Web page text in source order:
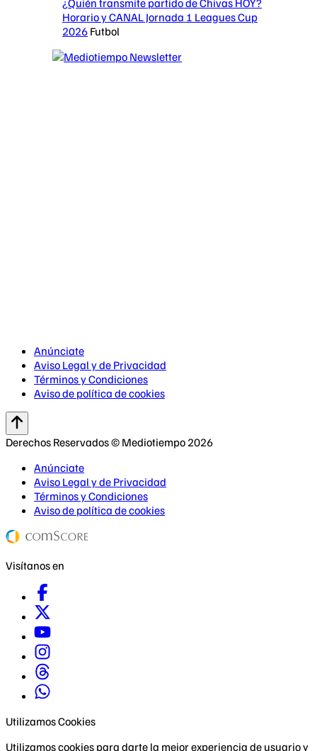
Horario y CANAL Jornada 1 Leagues Cup
2026 Futbol
Anúnciate
Aviso Legal y de Privacidad
Términos y Condiciones
Aviso de política de cookies
Derechos Reservados © Mediotiempo 2026
Anúnciate
Aviso Legal y de Privacidad
Términos y Condiciones
Aviso de política de cookies
Visítanos en
Utilizamos Cookies
Utilizamos cookies para darte la mejor experiencia de usuario y